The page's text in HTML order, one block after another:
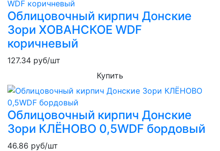
Облицовочный кирпич Донские
Зори ХОВАНСКОЕ WDF
коричневый
127.34 руб/шт
Купить
Облицовочный кирпич Донские
Зори КЛЁНОВО 0,5WDF бордовый
46.86 руб/шт